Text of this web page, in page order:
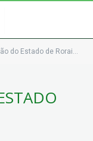
do Estado de Roraima